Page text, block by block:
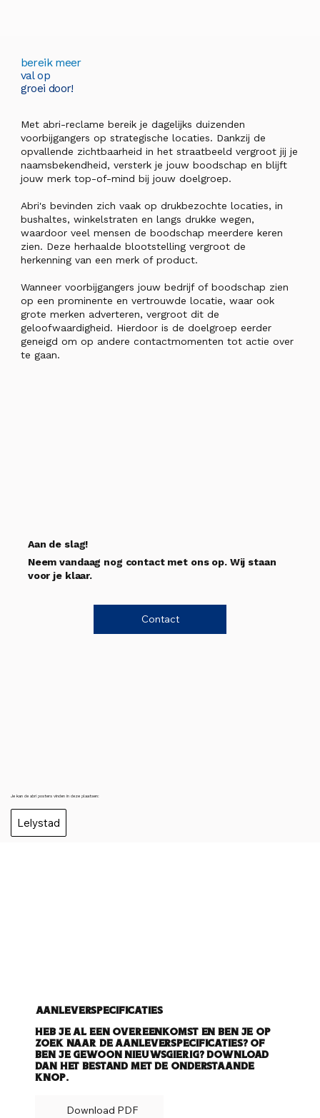
Je kan de abri posters vinden in deze plaatsen:
Lelystad
bereik meer
val op
groei door!
Met abri-reclame bereik je dagelijks duizenden
voorbijgangers op strategische locaties. Dankzij de
opvallende zichtbaarheid in het straatbeeld vergroot jij je
naamsbekendheid, versterk je jouw boodschap en blijft
jouw merk top-of-mind bij jouw doelgroep.
Abri's bevinden zich vaak op drukbezochte locaties, in
bushaltes, winkelstraten en langs drukke wegen,
waardoor veel mensen de boodschap meerdere keren
zien. Deze herhaalde blootstelling vergroot de
herkenning van een merk of product.
Wanneer voorbijgangers jouw bedrijf of boodschap zien
op een prominente en vertrouwde locatie, waar ook
grote merken adverteren, vergroot dit de
geloofwaardigheid. Hierdoor is de doelgroep eerder
geneigd om op andere contactmomenten tot actie over
te gaan.
Aan de slag!
Neem vandaag nog contact met ons op. Wij staan
voor je klaar.
Contact
Aanleverspecificaties
Heb je al een overeenkomst en ben je op
zoek naar de aanleverspecificaties? Of
ben je gewoon nieuwsgierig? Download
dan het bestand met de onderstaande
knop.
Download PDF